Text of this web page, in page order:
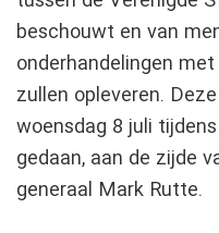
beschouwt en van
onderhandelingen
zullen opleveren.
woensdag 8 juli
gedaan, aan de zijde
generaal Mark Rutte.